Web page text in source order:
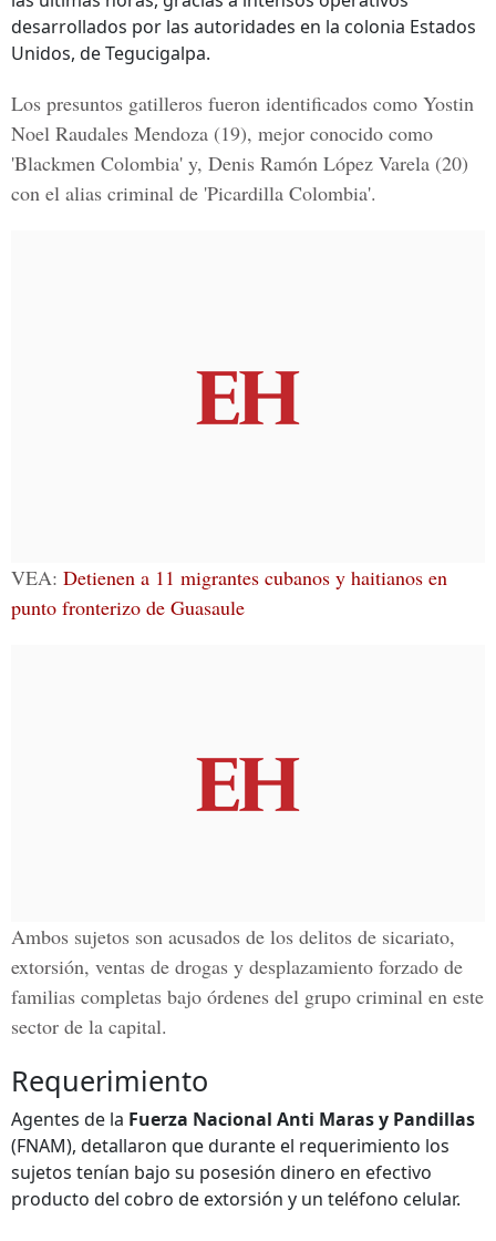
desarrollados por las autoridades en la colonia Estados
Unidos, de Tegucigalpa.
Los presuntos gatilleros fueron identificados como Yostin
Noel Raudales Mendoza (19), mejor conocido como
'Blackmen Colombia' y, Denis Ramón López Varela (20)
con el alias criminal de 'Picardilla Colombia'.
VEA: Detienen a 11 migrantes cubanos y haitianos en
punto fronterizo de Guasaule
Ambos sujetos son acusados de los delitos de sicariato,
extorsión, ventas de drogas y desplazamiento forzado de
familias completas bajo órdenes del grupo criminal en este
sector de la capital.
Requerimiento
Agentes de la Fuerza Nacional Anti Maras y Pandillas
(FNAM), detallaron que durante el requerimiento los
sujetos tenían bajo su posesión dinero en efectivo
producto del cobro de extorsión y un teléfono celular.